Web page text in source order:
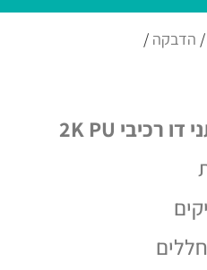
/ הדבקה /